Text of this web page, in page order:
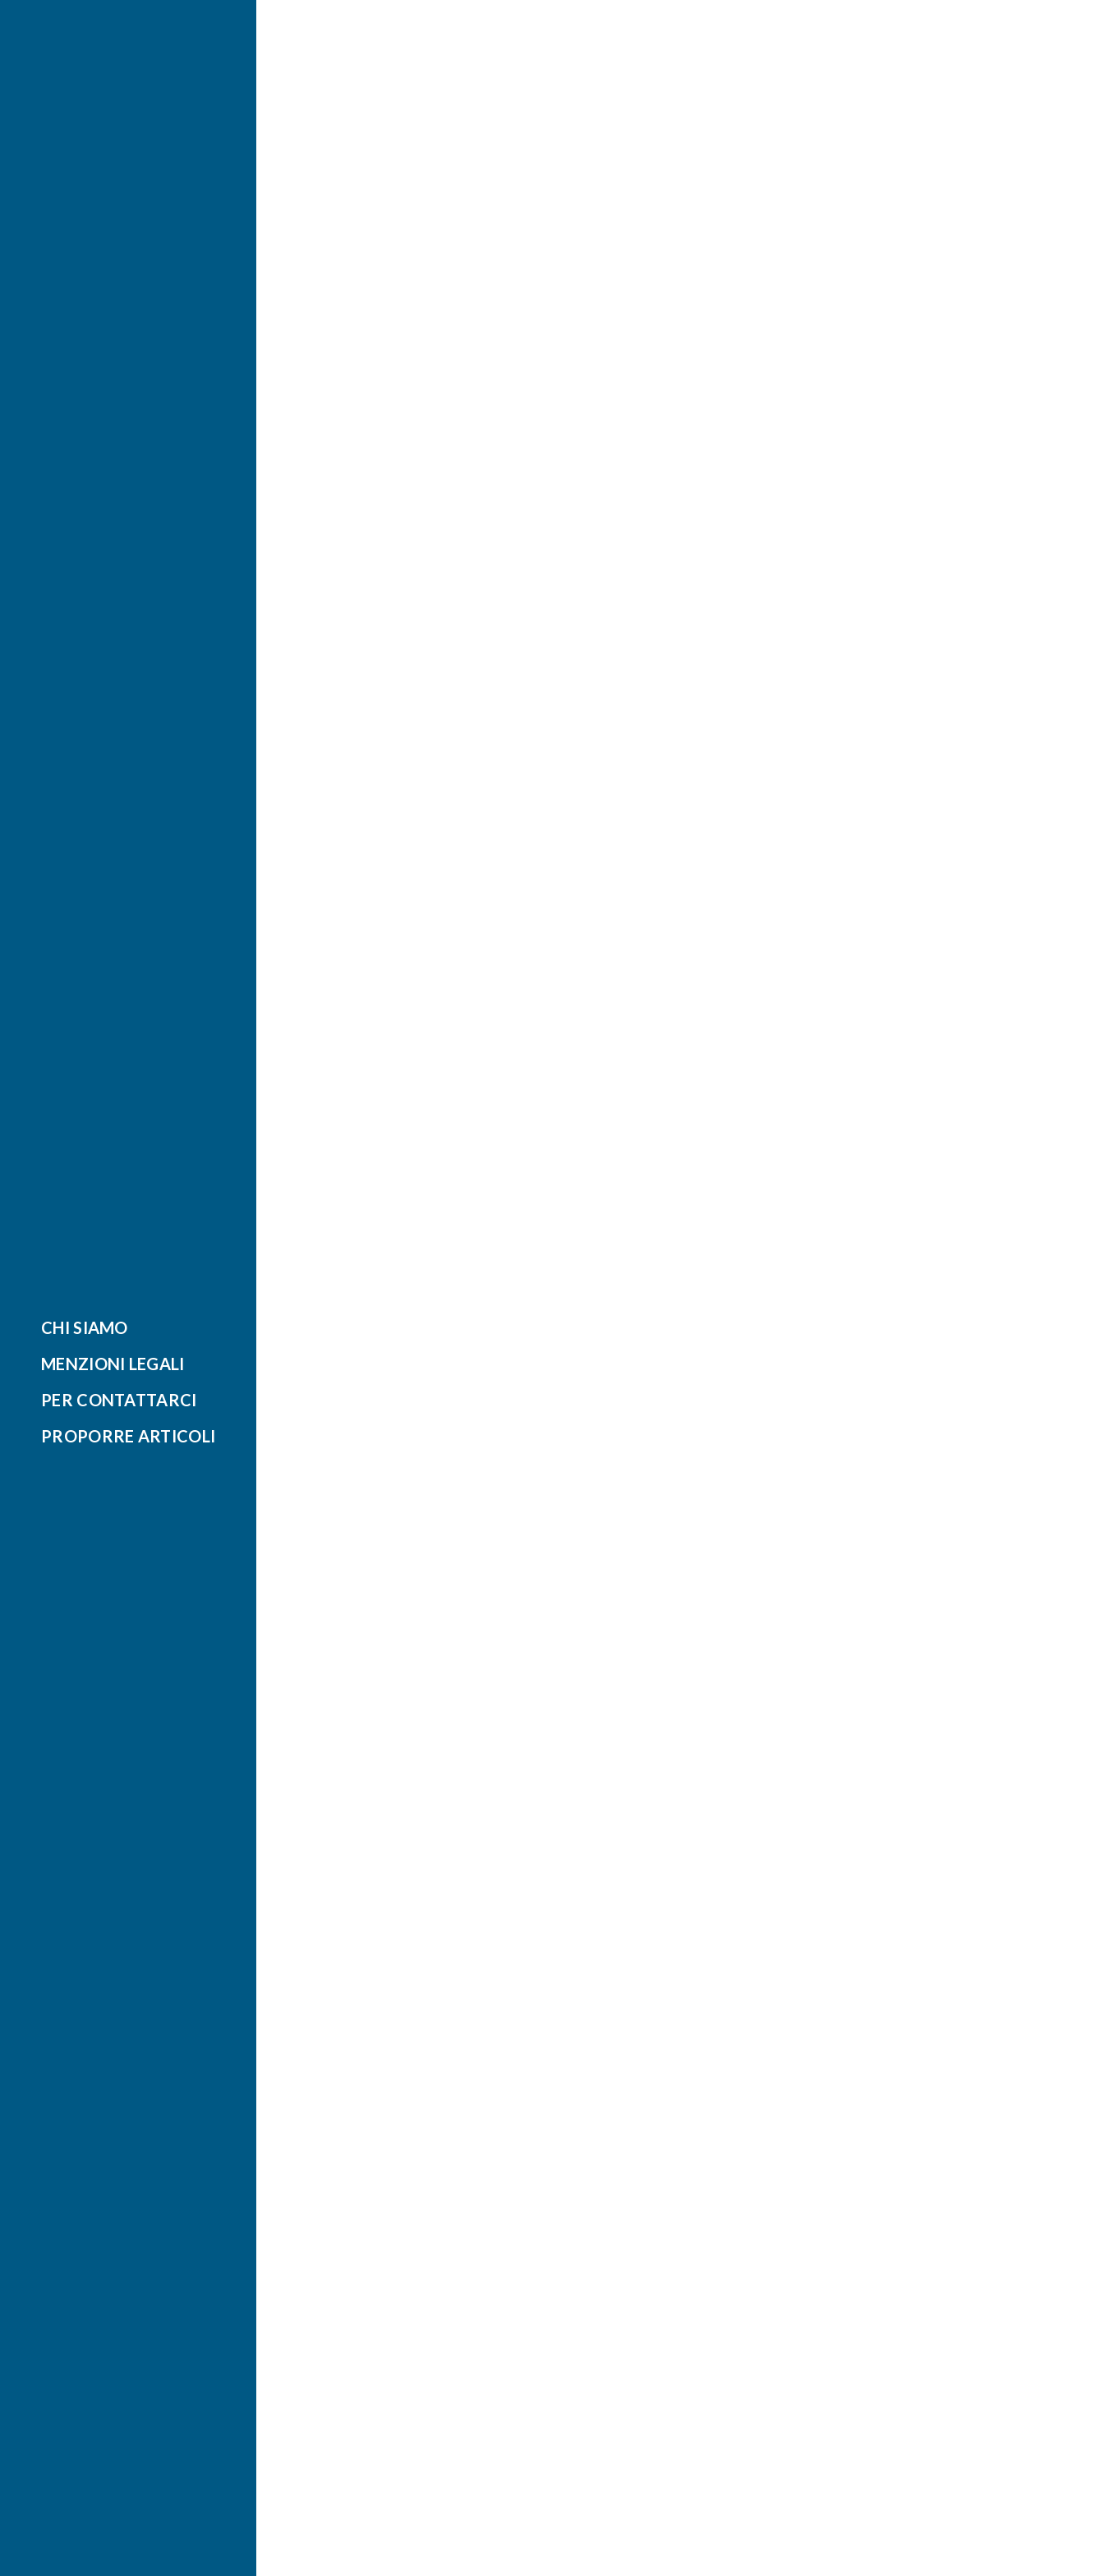
CHI SIAMO
MENZIONI LEGALI
PER CONTATTARCI
PROPORRE ARTICOLI